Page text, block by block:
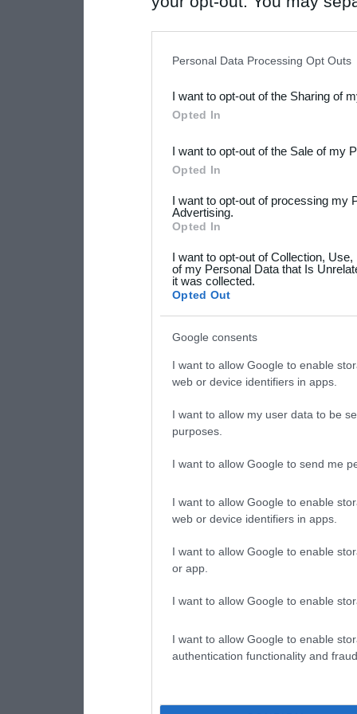
Downstream Participants
third parties.
Please note that this
not limited to your visit or
your data for below
consent section.
Personal Data Processing Opt Outs
I want to opt-out of the Sharing of
Opted In
I want to opt-out of the Sale of my
Opted In
I want to opt-out of processing my
Advertising.
Opted In
I want to opt-out of Collection,
of my Personal Data that Is
it was collected.
Opted Out
Google consents
I want to allow Google to enable
web or device identifiers in apps.
I want to allow my user data to be
purposes.
I want to allow Google to send me
I want to allow Google to enable
web or device identifiers in apps.
I want to allow Google to enable
or app.
I want to allow Google to enable
I want to allow Google to enable
authentication functionality and